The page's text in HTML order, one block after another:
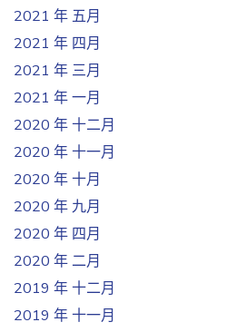
2021 年 五月
2021 年 四月
2021 年 三月
2021 年 一月
2020 年 十二月
2020 年 十一月
2020 年 十月
2020 年 九月
2020 年 四月
2020 年 二月
2019 年 十二月
2019 年 十一月